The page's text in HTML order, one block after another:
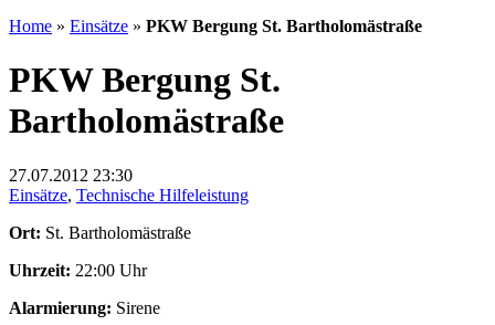
Home » Einsätze » PKW Bergung St. Bartholomästraße
PKW Bergung St.
Bartholomästraße
27.07.2012 23:30
Einsätze, Technische Hilfeleistung
Ort: St. Bartholomästraße
Uhrzeit: 22:00 Uhr
Alarmierung: Sirene